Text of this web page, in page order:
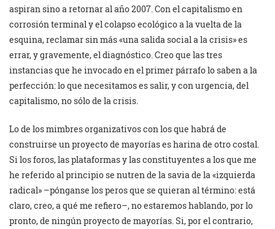
aspiran sino a retornar al año 2007. Con el capitalismo en
corrosión terminal y el colapso ecológico a la vuelta de la
esquina, reclamar sin más «una salida social a la crisis» es
errar, y gravemente, el diagnóstico. Creo que las tres
instancias que he invocado en el primer párrafo lo saben a la
perfección: lo que necesitamos es salir, y con urgencia, del
capitalismo, no sólo de la crisis.
Lo de los mimbres organizativos con los que habrá de
construirse un proyecto de mayorías es harina de otro costal.
Si los foros, las plataformas y las constituyentes a los que me
he referido al principio se nutren de la savia de la «izquierda
radical» –pónganse los peros que se quieran al término: está
claro, creo, a qué me refiero–, no estaremos hablando, por lo
pronto, de ningún proyecto de mayorías. Si, por el contrario,